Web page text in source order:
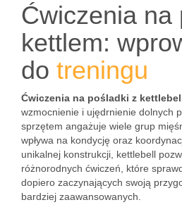
Ćwiczenia na
kettlem:
do treningu
Ćwiczenia na pośladki z
wzmocnienie i ujędrnienie dolnych
sprzętem angażuje wiele grup
wpływa na kondycję oraz
unikalnej konstrukcji, kettlebell
różnorodnych ćwiczeń, które
dopiero zaczynających swoją
bardziej zaawansowanych.